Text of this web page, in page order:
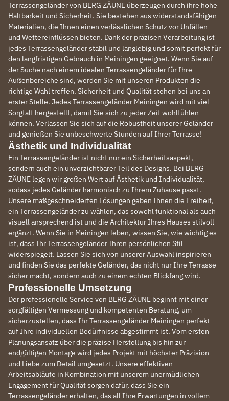
Terrassengeländer von BERG ZÄUNE überzeugen durch ihre hohe
Haltbarkeit und Sicherheit. Sie bestehen aus widerstandsfähigen
Materialien, die Ihnen einen verlässlichen Schutz vor Unfällen
und Wettereinflüssen bieten. Dank der präzisen Verarbeitung ist
jedes Terrassengeländer stabil und langlebig und somit perfekt für
den langfristigen Gebrauch in Meiningen geeignet. Wenn Sie auf
der Suche nach einem idealen Terrassengeländer für Ihre
Außenbereiche sind, werden Sie mit unseren Produkten die
richtige Wahl treffen. Sicherheit und Qualität stehen bei uns an
erster Stelle. Jedes Terrassengeländer Meiningen wird mit viel
Sorgfalt hergestellt, damit Sie sich zu jeder Zeit wohlfühlen
können. Verlassen Sie sich auf die Robustheit unserer Geländer
und genießen Sie unbeschwerte Stunden auf Ihrer Terrasse!
Ästhetik und Individualität
Ein Terrassengeländer ist nicht nur ein Sicherheitsaspekt,
sondern auch ein unverzichtbarer Teil des Designs. Bei BERG
ZÄUNE legen wir großen Wert auf Ästhetik und Individualität,
sodass jedes Geländer harmonisch zu Ihrem Zuhause passt.
Unsere maßgeschneiderten Lösungen geben Ihnen die Freiheit,
ein Terrassengeländer zu wählen, das sowohl funktional als auch
visuell ansprechend ist und die Architektur Ihres Hauses stilvoll
ergänzt. Wenn Sie in Meiningen leben, wissen Sie, wie wichtig es
ist, dass Ihr Terrassengeländer Ihren persönlichen Stil
widerspiegelt. Lassen Sie sich von unserer Auswahl inspirieren
und finden Sie das perfekte Geländer, das nicht nur Ihre Terrasse
sicher macht, sondern auch zu einem echten Blickfang wird.
Professionelle Umsetzung
Der professionelle Service von BERG ZÄUNE beginnt mit einer
sorgfältigen Vermessung und kompetenten Beratung, um
sicherzustellen, dass Ihr Terrassengeländer Meiningen perfekt
auf Ihre individuellen Bedürfnisse abgestimmt ist. Vom ersten
Planungsansatz über die präzise Herstellung bis hin zur
endgültigen Montage wird jedes Projekt mit höchster Präzision
und Liebe zum Detail umgesetzt. Unsere effektiven
Arbeitsabläufe in Kombination mit unserem unermüdlichen
Engagement für Qualität sorgen dafür, dass Sie ein
Terrassengeländer erhalten, das all Ihre Erwartungen in vollem